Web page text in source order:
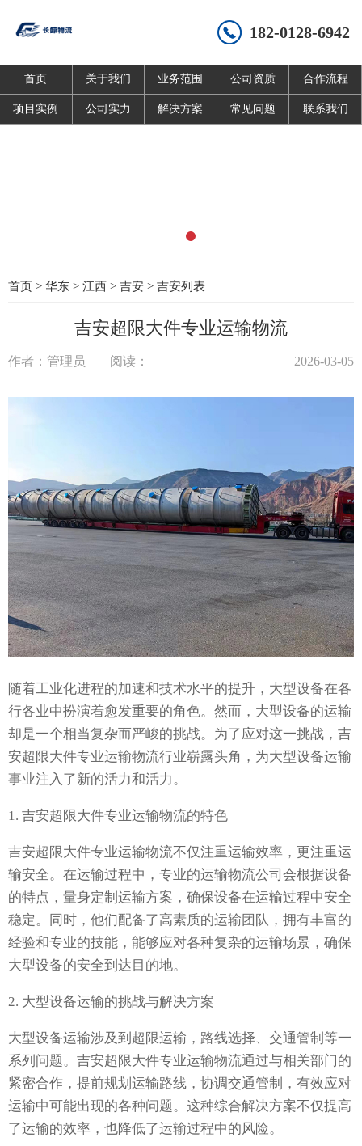
182-0128-6942
首页 关于我们 业务范围 公司资质 合作流程
项目实例 公司实力 解决方案 常见问题 联系我们
首页 > 华东 > 江西 > 吉安 > 吉安列表
吉安超限大件专业运输物流
作者：管理员 阅读： 2026-03-05
随着工业化进程的加速和技术水平的提升，大型设备在各
行各业中扮演着愈发重要的角色。然而，大型设备的运输
却是一个相当复杂而严峻的挑战。为了应对这一挑战，吉
安超限大件专业运输物流行业崭露头角，为大型设备运输
事业注入了新的活力和活力。
1. 吉安超限大件专业运输物流的特色
吉安超限大件专业运输物流不仅注重运输效率，更注重运
输安全。在运输过程中，专业的运输物流公司会根据设备
的特点，量身定制运输方案，确保设备在运输过程中安全
稳定。同时，他们配备了高素质的运输团队，拥有丰富的
经验和专业的技能，能够应对各种复杂的运输场景，确保
大型设备的安全到达目的地。
2. 大型设备运输的挑战与解决方案
大型设备运输涉及到超限运输，路线选择、交通管制等一
系列问题。吉安超限大件专业运输物流通过与相关部门的
紧密合作，提前规划运输路线，协调交通管制，有效应对
运输中可能出现的各种问题。这种综合解决方案不仅提高
了运输的效率，也降低了运输过程中的风险。